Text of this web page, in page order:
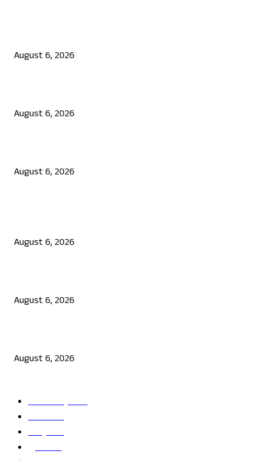
August 6, 2026
August 6, 2026
August 6, 2026
August 6, 2026
August 6, 2026
August 6, 2026
ತಾಜಾ ಸುದ್ದಿ 2865
ದೇಶ2245
ರಾಜ್ಯ 2216
ಕ್ರೀಡೆ1138